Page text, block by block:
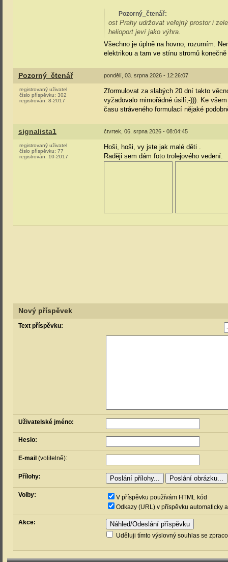
Pozorný_čtenář:
ost Prahy udržovat veřejný prostor i
helioport jeví jako výhra.
Všechno je úplně na hovno, rozumím.
elektrikou a tam ve stínu stromů
Pozorný_čtenář pondělí, 03. srpna 2026 - 12:26:07
registrovaný uživatel
číslo příspěvku: 302
registrován: 8-2017
Zformulovat za slabých 20 dní takto
vyžadovalo mimořádné úsilí;-))). Ke
času stráveného formulací nějaké
signalista1 čtvrtek, 06. srpna 2026 - 08:04:45
registrovaný uživatel
číslo příspěvku: 77
registrován: 10-2017
Hoši, hoši, vy jste jak malé děti .
Raději sem dám foto trolejového vedení.
Nový příspěvek
Text příspěvku:
Uživatelské jméno:
Heslo:
E-mail (volitelně):
Přílohy:
Volby:
V příspěvku používám HTML kód
Odkazy (URL) v příspěvku automaticky
Akce:
Uděluji tímto výslovný souhlas se